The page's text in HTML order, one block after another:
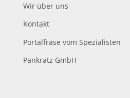
Wir über uns
Kontakt
Portalfräse vom Spezialisten
Pankratz GmbH